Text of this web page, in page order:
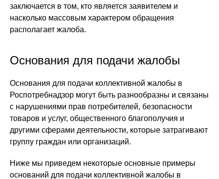
заключается в том, кто является заявителем и
насколько массовым характером обращения
располагает жалоба.
Основания для подачи жалобы
Основания для подачи коллективной жалобы в
Роспотребнадзор могут быть разнообразны и связаны
с нарушениями прав потребителей, безопасности
товаров и услуг, общественного благополучия и
другими сферами деятельности, которые затрагивают
группу граждан или организаций.
Ниже мы приведем некоторые основные примеры
оснований для подачи коллективной жалобы в